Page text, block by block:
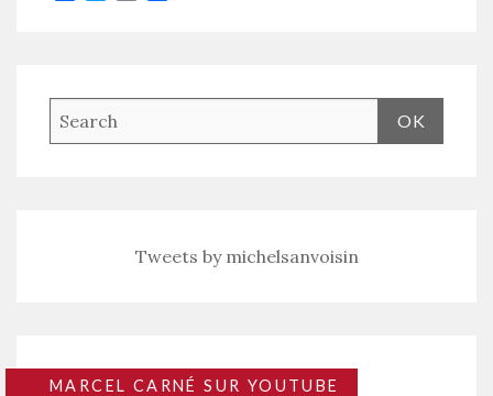
Tweets by michelsanvoisin
MARCEL CARNÉ SUR YOUTUBE